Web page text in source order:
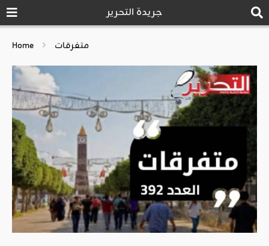
جريدة التحرير
Home متفرقات